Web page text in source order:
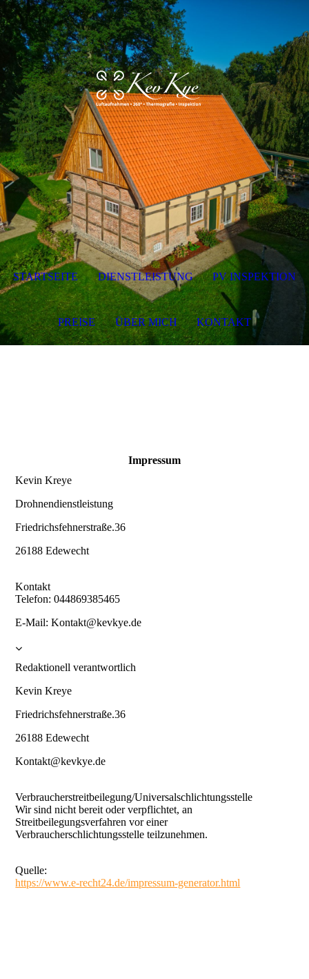
Impressum
Kevin Kreye
Drohnendienstleistung
Friedrichsfehnerstraße.36
26188 Edewecht
Kontakt
Telefon: 044869385465
E-Mail: Kontakt@kevkye.de
Redaktionell verantwortlich
Kevin Kreye
Friedrichsfehnerstraße.36
26188 Edewecht
Kontakt@kevkye.de
Verbraucherstreitbeilegung/Universalschlichtungsstelle
Wir sind nicht bereit oder verpflichtet, an
Streitbeilegungsverfahren vor einer
Verbraucherschlichtungsstelle teilzunehmen.
Quelle:
https://www.e-recht24.de/impressum-generator.html
STARTSEITE DIENSTLEISTUNG PV INSPEKTION
PREISE ÜBER MICH KONTAKT